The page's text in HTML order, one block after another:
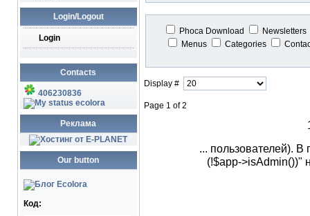
Login/Logout
Login
Contacts
406230836
ecolora
Реклама
Our button
Код:
Phoca Download
Newsletters
Menus
Categories
Display #
Page 1 of 2
... пользователей). В
(!$app->isAdmin())"